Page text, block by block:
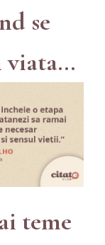
se
viata...
teme